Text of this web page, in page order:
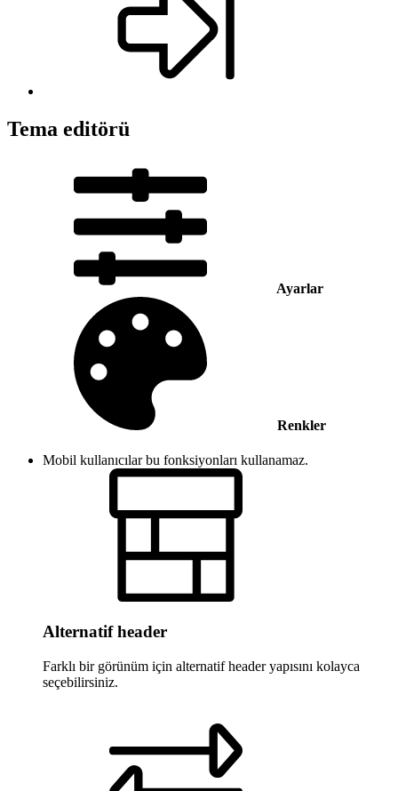
Tema editörü
Ayarlar
Renkler
Mobil kullanıcılar bu fonksiyonları kullanamaz.
Alternatif header
Farklı bir görünüm için alternatif header yapısını kolayca
seçebilirsiniz.